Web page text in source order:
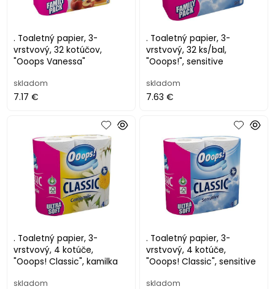
. Toaletný papier, 3-
vrstvový, 32 kotúčov,
"Ooops Vanessa"
skladom
7.17 €
. Toaletný papier, 3-
vrstvový, 32 ks/bal,
"Ooops!", sensitive
skladom
7.63 €
. Toaletný papier, 3-
vrstvový, 4 kotúče,
"Ooops! Classic", kamilka
skladom
. Toaletný papier, 3-
vrstvový, 4 kotúče,
"Ooops! Classic", sensitive
skladom